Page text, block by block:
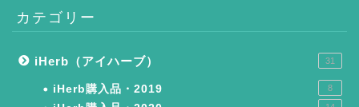
カテゴリー
iHerb（アイハーブ） 31
iHerb購入品・2019 8